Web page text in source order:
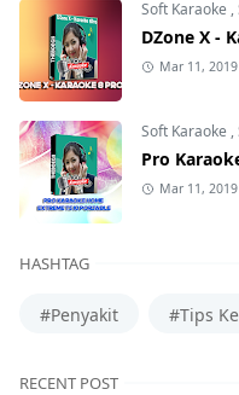
Soft Karaoke ,
DZone X -
Mar 11, 2019
Soft Karaoke ,
Pro
Mar 11, 2019
HASHTAG
#Penyakit #Tips
RECENT POST